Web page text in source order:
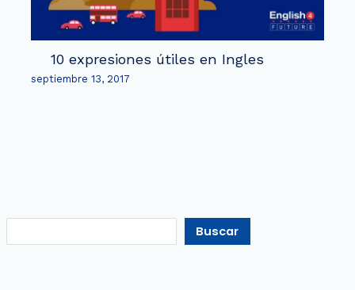
10 expresiones útiles en Ingles
septiembre 13, 2017
Buscar